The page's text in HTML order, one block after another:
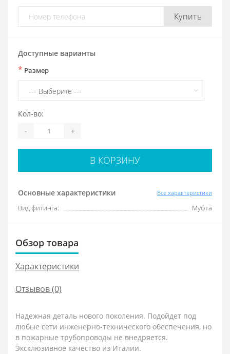
Купить
Основные характеристики Все характеристики
Вид фитинга: Муфта
Доступные варианты
* Размер
Кол-во:
- +
В КОРЗИНУ
Обзор товара
Характеристики
Отзывов (0)
Надежная деталь нового поколения. Подойдет под
любые сети инженерно-технического обеспечения, но
в пожарные трубопроводы не внедряется.
Эксклюзивное качество из Италии.